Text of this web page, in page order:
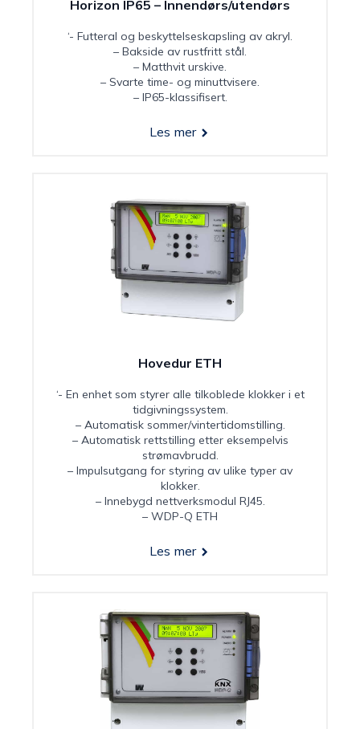
Horizon IP65 – Innendørs/utendørs
‘- Futteral og beskyttelseskapsling av akryl.
– Bakside av rustfritt stål.
– Matthvit urskive.
– Svarte time- og minuttvisere.
– IP65-klassifisert.
Les mer
Hovedur ETH
‘- En enhet som styrer alle tilkoblede klokker i et
tidgivningssystem.
– Automatisk sommer/vintertidomstilling.
– Automatisk rettstilling etter eksempelvis
strømavbrudd.
– Impulsutgang for styring av ulike typer av
klokker.
– Innebygd nettverksmodul RJ45.
– WDP-Q ETH
Les mer